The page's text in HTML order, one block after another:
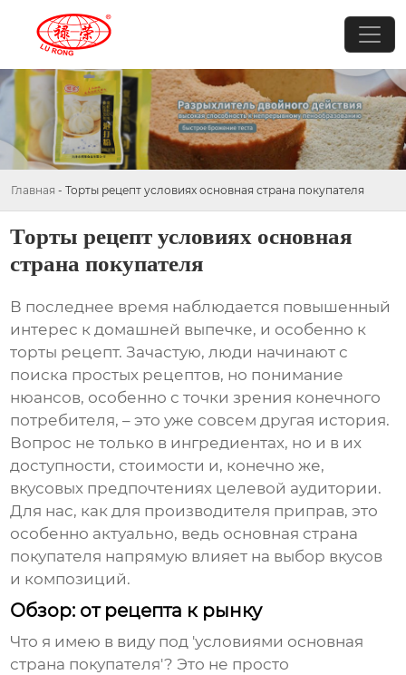
Главная - Торты рецепт условиях основная страна покупателя
Торты рецепт условиях основная
страна покупателя
В последнее время наблюдается повышенный
интерес к домашней выпечке, и особенно к
торты рецепт. Зачастую, люди начинают с
поиска простых рецептов, но понимание
нюансов, особенно с точки зрения конечного
потребителя, – это уже совсем другая история.
Вопрос не только в ингредиентах, но и в их
доступности, стоимости и, конечно же,
вкусовых предпочтениях целевой аудитории.
Для нас, как для производителя приправ, это
особенно актуально, ведь основная страна
покупателя напрямую влияет на выбор вкусов
и композиций.
Обзор: от рецепта к рынку
Что я имею в виду под 'условиями основная
страна покупателя'? Это не просто